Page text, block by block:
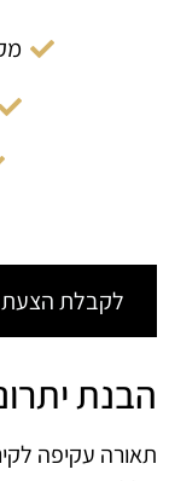
לקבלת הצעת
הבנת
תאורה עקיפה